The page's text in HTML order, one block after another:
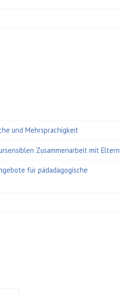
und Mehrsprachigkeit
Zusammenarbeit mit Eltern
für pädadagogische